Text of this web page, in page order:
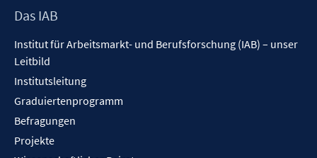
Footer
Das IAB
Institut für Arbeitsmarkt- und Berufsforschung (IAB) – unser
Leitbild
Institutsleitung
Graduiertenprogramm
Befragungen
Projekte